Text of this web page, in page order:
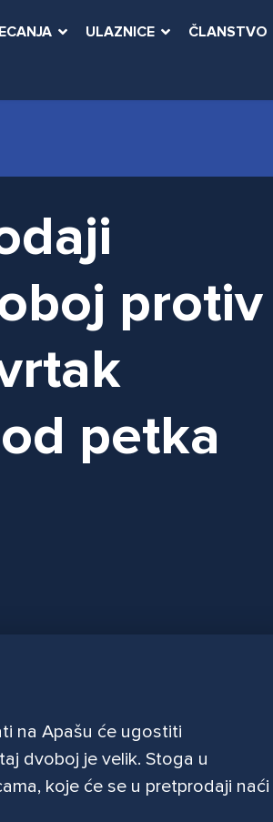
ULAZNICE ČLANSTVO
protiv
petka
na Apašu će ugostiti
dvoboj je velik. Stoga u
koje će se u pretprodaji naći